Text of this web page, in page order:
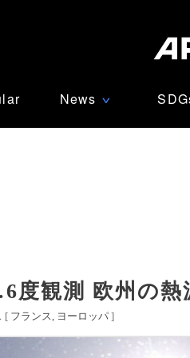
News ∨
度観測 欧州の熱
[ フランス ヨーロッパ ]